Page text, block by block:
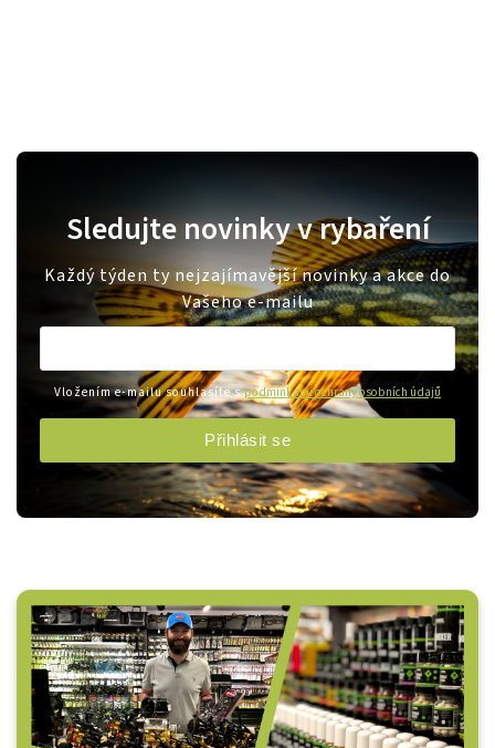
Sledujte novinky v rybaření
Každý týden ty nejzajímavější novinky a akce do
Vašeho e-mailu
Vložením e-mailu souhlasíte spodmínkami ochrany osobních údajů
Přihlásit se